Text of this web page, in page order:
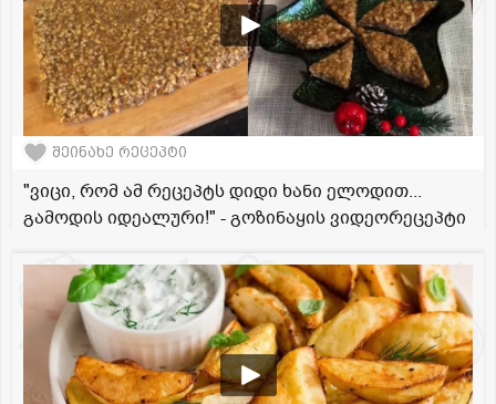
შეინახე რეცეპტი
"ვიცი, რომ ამ რეცეპტს დიდი ხანი ელოდით...
გამოდის იდეალური!" - გოზინაყის ვიდეორეცეპტი